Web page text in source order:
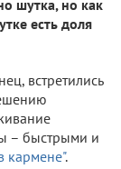
шутка, но как
есть доля
встретились
– быстрыми и
кармене".